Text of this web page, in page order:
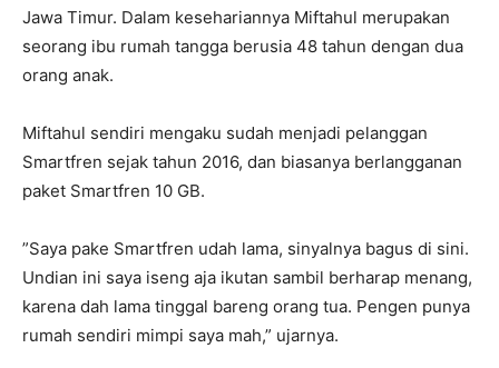
Jawa Timur. Dalam kesehariannya Miftahul merupakan
seorang ibu rumah tangga berusia 48 tahun dengan dua
orang anak.
Miftahul sendiri mengaku sudah menjadi pelanggan
Smartfren sejak tahun 2016, dan biasanya berlangganan
paket Smartfren 10 GB.
”Saya pake Smartfren udah lama, sinyalnya bagus di sini.
Undian ini saya iseng aja ikutan sambil berharap menang,
karena dah lama tinggal bareng orang tua. Pengen punya
rumah sendiri mimpi saya mah,” ujarnya.